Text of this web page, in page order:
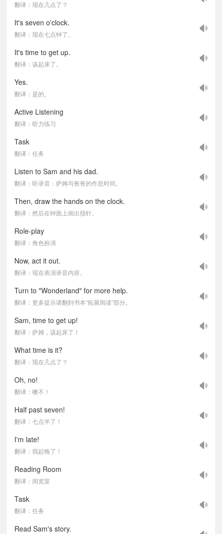
翻译：现在几点了？
It's seven o'clock.
翻译：现在七点钟了。
It's time to get up.
翻译：该起床了。
Yes.
翻译：是的。
Active Listening
翻译：听力练习
Task
翻译：任务
Listen to Sam and his dad.
翻译：听录音：萨姆与爸爸的作息时间。
Then, draw the hands on the clock.
翻译：然后在钟面上画出指针。
Role-play
翻译：角色扮演
Now, act it out.
翻译：现在表演录音内容。
Turn to "Wonderland" for more help.
翻译：更多提示请翻到书本“拓展阅读”部分。
Sam, time to get up!
翻译：萨姆，该起床了！
What time is it?
翻译：现在几点了？
Oh, no!
翻译：噢不！
Half past seven!
翻译：七点半了！
I'm late!
翻译：我起晚了！
Reading Room
翻译：阅览室
Task
翻译：任务
Read Sam's story.